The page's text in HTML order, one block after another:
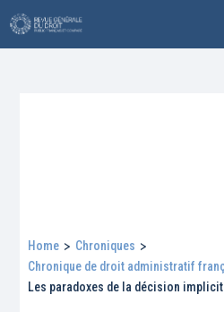
Home > Chroniques >
Chronique de droit administratif
Les paradoxes de la décision